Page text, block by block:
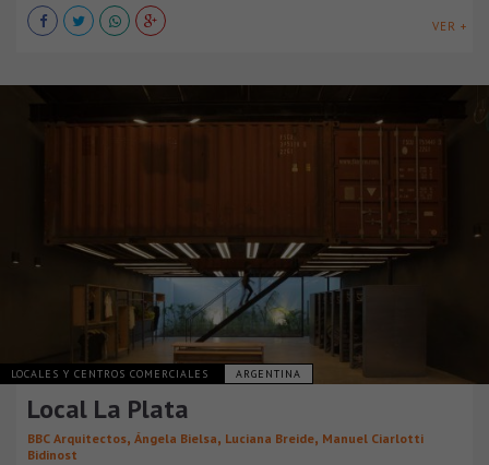
VER +
LOCALES Y CENTROS COMERCIALES ARGENTINA
Local La Plata
BBC Arquitectos, Ángela Bielsa, Luciana Breide, Manuel Ciarlotti
Bidinost